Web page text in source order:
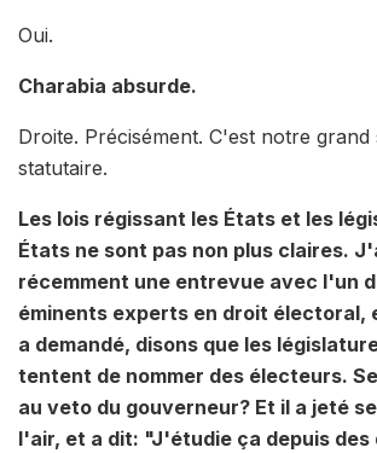
Oui.
Charabia absurde.
Droite. Précisément. C'est notre grand
statutaire.
Les lois régissant les États et les
États ne sont pas non plus claires.
récemment une entrevue avec l'un
éminents experts en droit électoral,
a demandé, disons que les
tentent de nommer des électeurs.
au veto du gouverneur? Et il a jeté
l'air, et a dit: "J'étudie ça depuis des